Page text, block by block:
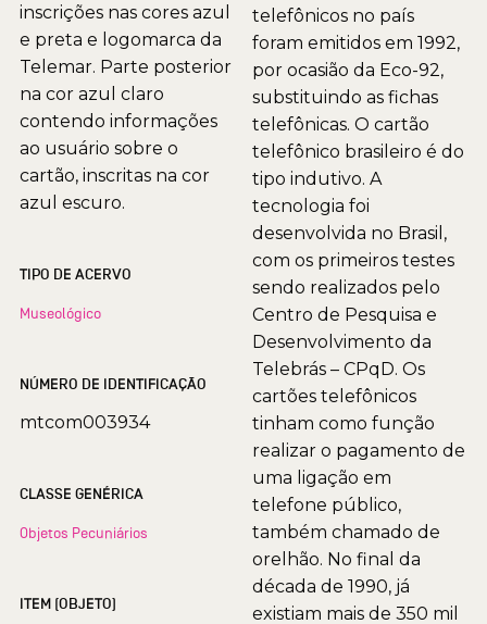
inscrições nas cores azul
e preta e logomarca da
Telemar. Parte posterior
na cor azul claro
contendo informações
ao usuário sobre o
cartão, inscritas na cor
azul escuro.
TIPO DE ACERVO
Museológico
NÚMERO DE IDENTIFICAÇÃO
mtcom003934
CLASSE GENÉRICA
Objetos Pecuniários
ITEM (OBJETO)
telefônicos no país
foram emitidos em 1992,
por ocasião da Eco-92,
substituindo as fichas
telefônicas. O cartão
telefônico brasileiro é do
tipo indutivo. A
tecnologia foi
desenvolvida no Brasil,
com os primeiros testes
sendo realizados pelo
Centro de Pesquisa e
Desenvolvimento da
Telebrás – CPqD. Os
cartões telefônicos
tinham como função
realizar o pagamento de
uma ligação em
telefone público,
também chamado de
orelhão. No final da
década de 1990, já
existiam mais de 350 mil